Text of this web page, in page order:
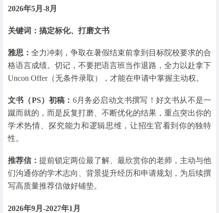
2026年5月-8月
关键词：搞定标化、打磨文书
雅思： 全力冲刺，争取在暑假结束前拿到目标院校要求的合
格语言成绩。切记，不要把语言班当作退路，全力以赴拿下
Uncon Offer（无条件录取），才能在申请中掌握主动权。
文书（PS）初稿： 6月务必启动文书撰写！好文书从不是一
蹴而就的，而是反复打磨、不断优化的结果，重点突出你的
学术热情、探究能力和逻辑思维，让招生官看到你的独特
性。
推荐信： 提前锁定两位最了解、最欣赏你的老师，主动与他
们沟通你的学术志向、背景提升经历和申请规划，为后续撰
写高质量推荐信做好铺垫。
2026年9月-2027年1月